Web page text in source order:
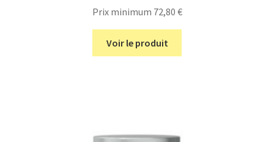
Prix minimum 72,80 €
Voir le produit